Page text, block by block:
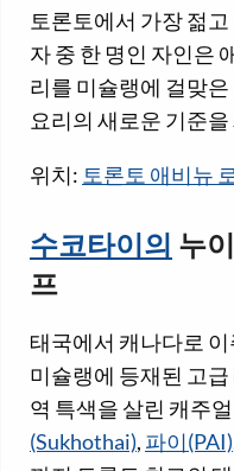
토론토에서 가장 젊
자 중 한 명인 자인은
리를 미슐랭에 걸맞
요리의 새로운 기준
위치: 토론토 애비뉴
수코타이의누
프
태국에서 캐나다로
미슐랭에 등재된 고
역 특색을 살린 캐주
(Sukhothai), 파이(PAI)